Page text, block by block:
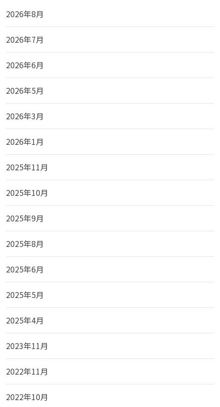
2026年8月
2026年7月
2026年6月
2026年5月
2026年3月
2026年1月
2025年11月
2025年10月
2025年9月
2025年8月
2025年6月
2025年5月
2025年4月
2023年11月
2022年11月
2022年10月